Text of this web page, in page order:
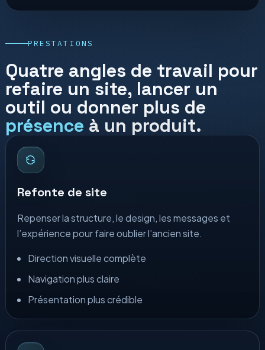
PRESTATIONS
Quatre angles de travail pour
refaire un site, lancer un
outil ou donner plus de
présence à un produit.
Refonte de site
Repenser la structure, le design, les messages et
l’expérience pour faire oublier l’ancien site.
Direction visuelle complète
Navigation plus claire
Présentation plus crédible